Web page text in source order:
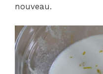
nouveau.